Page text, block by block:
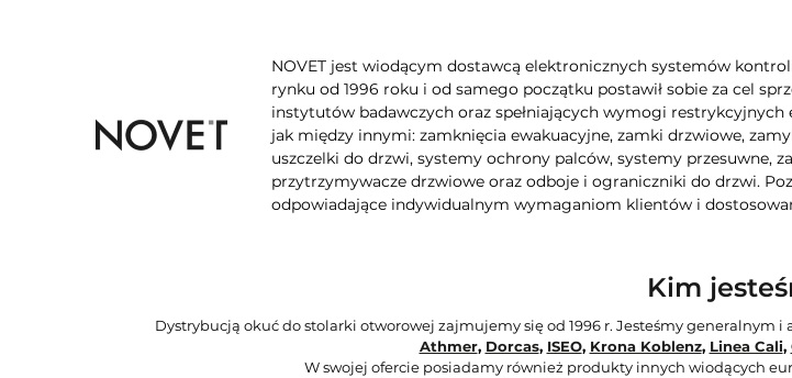
NOVET jest wiodącym dostawcą elektronicznych systemów
rynku od 1996 roku i od samego początku postawił sobie za cel
instytutów badawczych oraz spełniających wymogi
jak między innymi: zamknięcia ewakuacyjne, zamki drzwiowe,
uszczelki do drzwi, systemy ochrony palców, systemy przesuwne,
przytrzymywacze drzwiowe oraz odboje i ograniczniki do drzwi.
odpowiadające indywidualnym wymaganiom klientów i
Kim
Dystrybucją okuć do stolarki otworowej zajmujemy się od 1996 r. Jesteśmy
Athmer, Dorcas, ISEO, Krona Koblenz, Linea Cali,
W swojej ofercie posiadamy również produkty innych wiodących